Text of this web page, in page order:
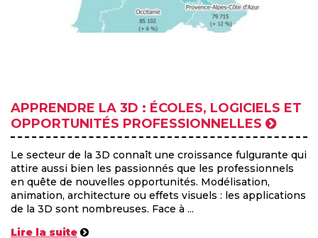
APPRENDRE LA 3D : ÉCOLES, LOGICIELS ET
OPPORTUNITÉS PROFESSIONNELLES
Le secteur de la 3D connaît une croissance fulgurante qui
attire aussi bien les passionnés que les professionnels
en quête de nouvelles opportunités. Modélisation,
animation, architecture ou effets visuels : les applications
de la 3D sont nombreuses. Face à ...
Lire la suite